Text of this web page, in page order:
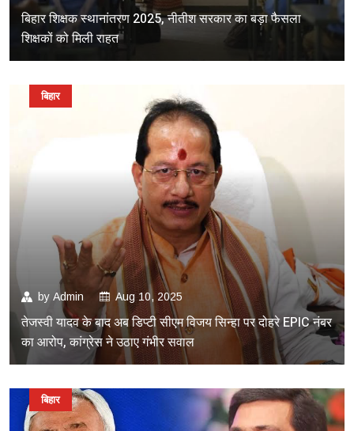
बिहार शिक्षक स्थानांतरण 2025, नीतीश सरकार का बड़ा फैसला
शिक्षकों को मिली राहत
by Admin Aug 10, 2025
तेजस्वी यादव के बाद अब डिप्टी सीएम विजय सिन्हा पर दोहरे EPIC नंबर
का आरोप, कांग्रेस ने उठाए गंभीर सवाल
बिहार
बिहार